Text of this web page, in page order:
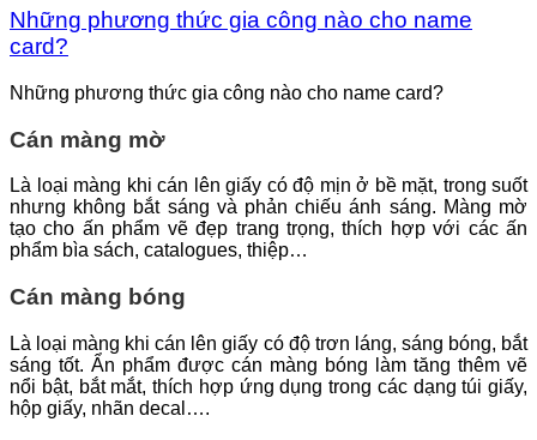
Những phương thức gia công nào cho name
card?
Những phương thức gia công nào cho name card?
Cán màng mờ
Là loại màng khi cán lên giấy có độ mịn ở bề mặt, trong suốt
nhưng không bắt sáng và phản chiếu ánh sáng. Màng mờ
tạo cho ấn phẩm vẽ đẹp trang trọng, thích hợp với các ấn
phẩm bìa sách, catalogues, thiệp…
Cán màng bóng
Là loại màng khi cán lên giấy có độ trơn láng, sáng bóng, bắt
sáng tốt. Ẩn phẩm được cán màng bóng làm tăng thêm vẽ
nổi bật, bắt mắt, thích hợp ứng dụng trong các dạng túi giấy,
hộp giấy, nhãn decal….